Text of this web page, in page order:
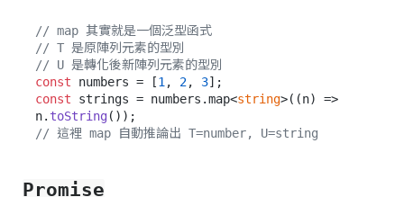
// map 其實就是一個泛型函式
// T 是原陣列元素的型別
// U 是轉化後新陣列元素的型別
const numbers = [1 , 2, 3
const strings = numbers.map<string>( (n) =>
n. toString
// 這裡 map 自動推論出 T=number, U=string
Promise